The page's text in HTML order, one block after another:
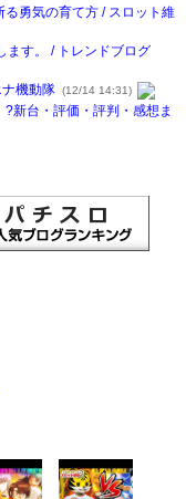
勇気の育て方 / スロット維
ます。 / トレンドブログ
ナ機動隊 (12/14 14:31)
新台・評価・評判・感想ま